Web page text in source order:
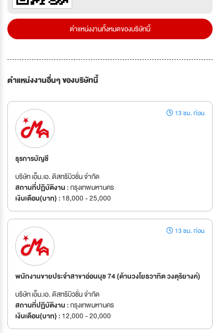
ตำแหน่งงานทั้งหมดของบริษัทนี้
ตำแหน่งงานอื่นๆ ของบริษัทนี้
13 ชม. ก่อน
ธุรการบัญชี
บริษัท เอ็ม.เอ. ดิสทริบิวชั่น จำกัด
สถานที่ปฏิบัติงาน :กรุงเทพมหานคร
เงินเดือน(บาท) : 18,000 - 25,000
13 ชม. ก่อน
พนักงานขายประจำสาขาอ่อนนุช 74 (ด้านวงโยธวาทิต วงดุริยางค์)
บริษัท เอ็ม.เอ. ดิสทริบิวชั่น จำกัด
สถานที่ปฏิบัติงาน :กรุงเทพมหานคร
เงินเดือน(บาท) : 12,000 - 20,000